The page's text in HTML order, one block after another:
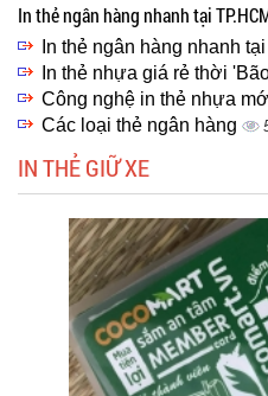
In thẻ ngân hàng nhanh tại
In thẻ ngân hàng nhanh
In thẻ nhựa giá rẻ thời
Công nghệ in thẻ nhựa
Các loại thẻ ngân hàng
IN THẺ GIỮ XE